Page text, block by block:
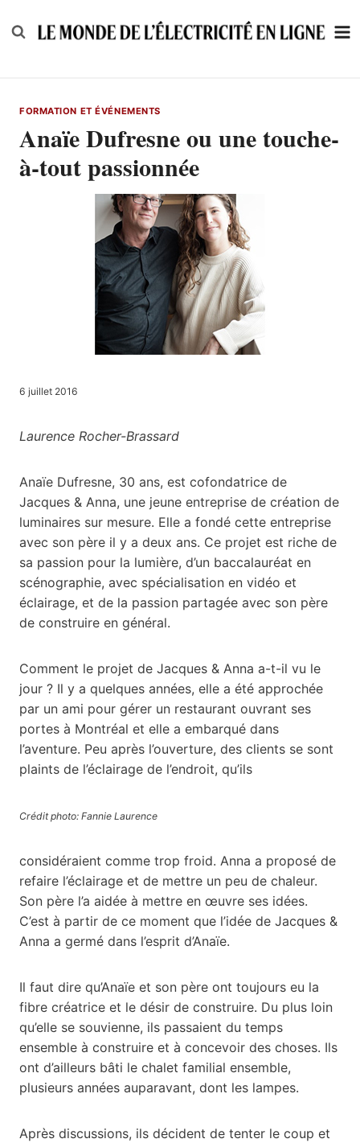
to
FORMATION ET ÉVÉNEMENTS
Anaïe Dufresne ou une touche-
à-tout passionnée
6 juillet 2016
Laurence Rocher-Brassard
Anaïe Dufresne, 30 ans, est cofondatrice de
Jacques & Anna, une jeune entreprise de création de
luminaires sur mesure. Elle a fondé cette entreprise
avec son père il y a deux ans. Ce projet est riche de
sa passion pour la lumière, d’un baccalauréat en
scénographie, avec spécialisation en vidéo et
éclairage, et de la passion partagée avec son père
de construire en général.
Comment le projet de Jacques & Anna a-t-il vu le
jour ? Il y a quelques années, elle a été approchée
par un ami pour gérer un restaurant ouvrant ses
portes à Montréal et elle a embarqué dans
l’aventure. Peu après l’ouverture, des clients se sont
plaints de l’éclairage de l’endroit, qu’ils
Crédit photo: Fannie Laurence
considéraient comme trop froid. Anna a proposé de
refaire l’éclairage et de mettre un peu de chaleur.
Son père l’a aidée à mettre en œuvre ses idées.
C’est à partir de ce moment que l’idée de Jacques &
Anna a germé dans l’esprit d’Anaïe.
Il faut dire qu’Anaïe et son père ont toujours eu la
fibre créatrice et le désir de construire. Du plus loin
qu’elle se souvienne, ils passaient du temps
ensemble à construire et à concevoir des choses. Ils
ont d’ailleurs bâti le chalet familial ensemble,
plusieurs années auparavant, dont les lampes.
Après discussions, ils décident de tenter le coup et